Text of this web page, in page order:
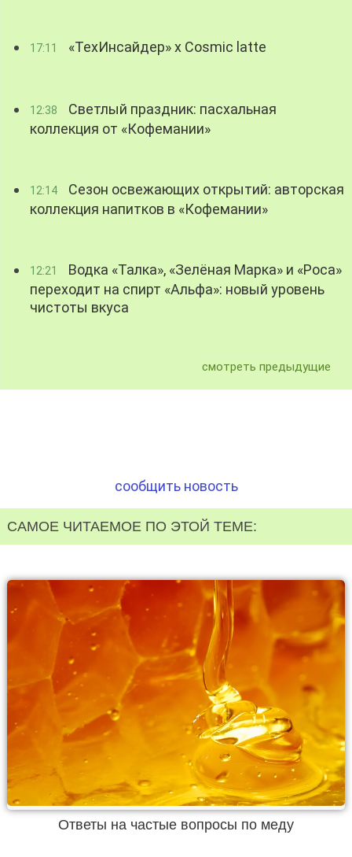
17:11 «ТехИнсайдер» х Cosmic latte
12:38
Светлый праздник: пасхальная
коллекция от «Кофемании»
12:14
Сезон освежающих открытий: авторская
коллекция напитков в «Кофемании»
12:21
Водка «Талка», «Зелёная Марка» и «Роса»
переходит на спирт «Альфа»: новый уровень
чистоты вкуса
смотреть предыдущие
сообщить новость
САМОЕ ЧИТАЕМОЕ ПО ЭТОЙ ТЕМЕ:
Ответы на частые вопросы по меду